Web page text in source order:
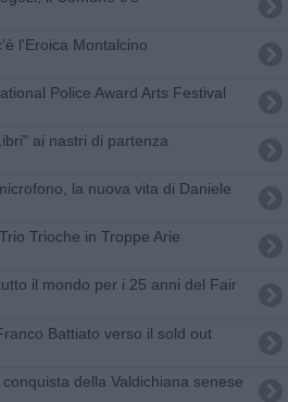
l'Eroica Montalcino
Police Award Arts Festival
ai nastri di partenza
la nuova vita di Daniele
Trioche in Troppe Arie
il mondo per i 25 anni del Fair
Battiato verso il sold out
della Valdichiana senese